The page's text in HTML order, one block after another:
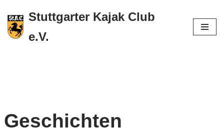
Zum
Inhalt
Stuttgarter Kajak Club
e.V.
Geschichten